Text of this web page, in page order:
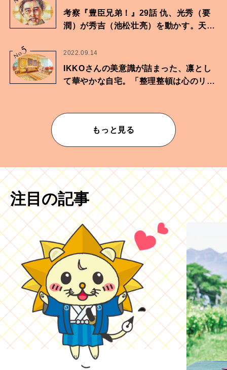
考察『豊臣兄弟！』29話 仇、光秀（要
潤）が秀吉（池松壮亮）を動かす。天下
No.5 2022.09.14
IKKOさんの美意識が詰まった、凛とし
て華やかな自宅。「整理整頓は心のリズ
もっと見る
注目の記事